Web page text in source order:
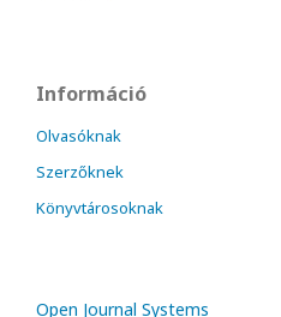
Információ
Olvasóknak
Szerzőknek
Könyvtárosoknak
Open Journal Systems